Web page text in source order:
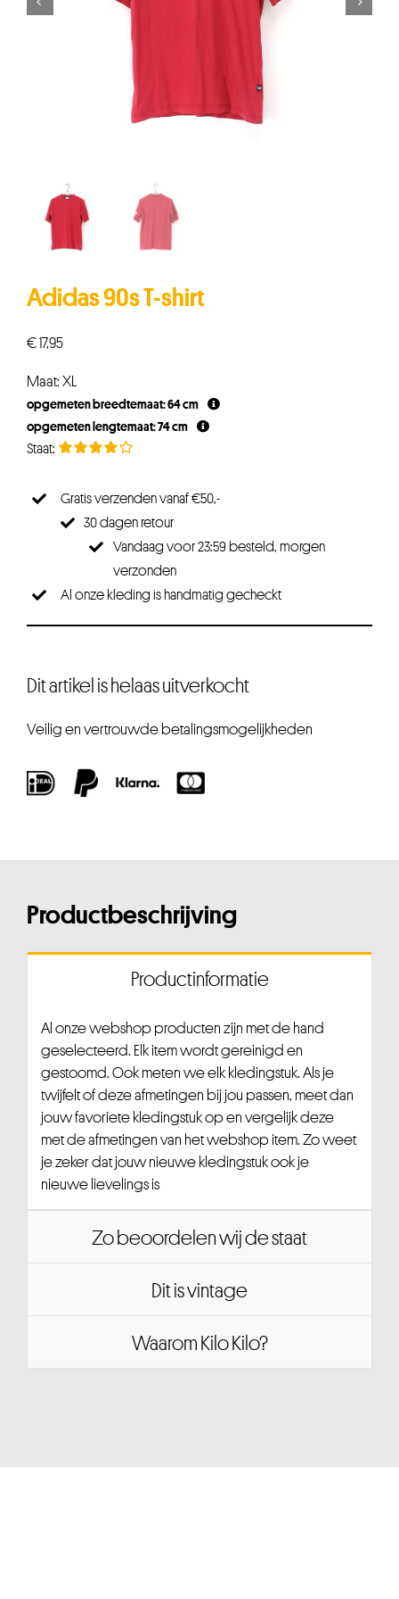
Adidas 90s T-shirt
€17,95
Maat: XL
opgemeten breedtemaat: 64 cm
opgemeten lengtemaat: 74 cm
Gratis verzenden vanaf €50,-
30 dagen retour
Vandaag voor 23:59 besteld, morgen
verzonden
Al onze kleding is handmatig gecheckt
Dit artikel is helaas uitverkocht
Veilig en vertrouwde betalingsmogelijkheden
Productbeschrijving
Productinformatie
Al onze webshop producten zijn met de hand
geselecteerd. Elk item wordt gereinigd en
gestoomd. Ook meten we elk kledingstuk. Als je
twijfelt of deze afmetingen bij jou passen, meet dan
jouw favoriete kledingstuk op en vergelijk deze
met de afmetingen van het webshop item. Zo weet
je zeker dat jouw nieuwe kledingstuk ook je
nieuwe lievelings is
Zo beoordelen wij de staat
Dit is vintage
Waarom Kilo Kilo?